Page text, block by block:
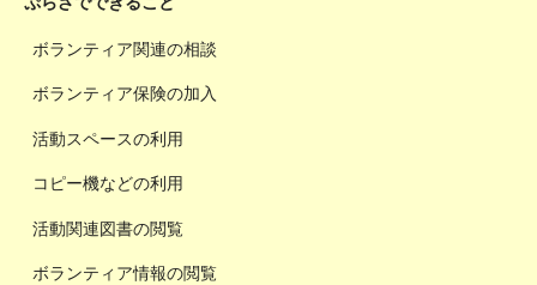
ボランティア関連の相談
ボランティア保険の加入
活動スペースの利用
コピー機などの利用
活動関連図書の閲覧
ボランティア情報の閲覧